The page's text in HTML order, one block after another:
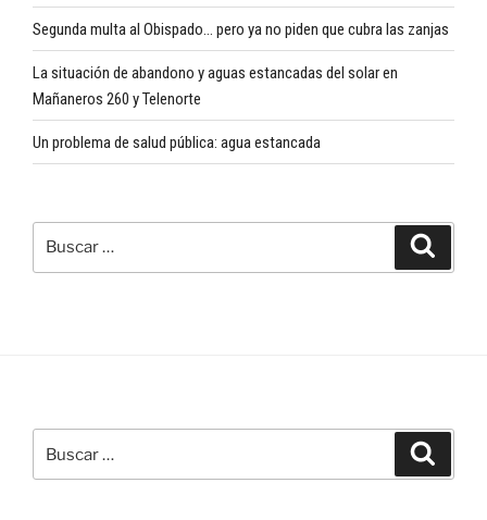
Segunda multa al Obispado… pero ya no piden que cubra las zanjas
La situación de abandono y aguas estancadas del solar en
Mañaneros 260 y Telenorte
Un problema de salud pública: agua estancada
por: